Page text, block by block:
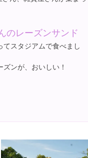
のレーズンサンド
てスタジアムで食べまし
ズンが、おいしい！